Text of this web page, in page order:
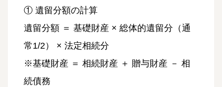
① 遺留分額の計算
遺留分額 ＝ 基礎財産 × 総体的遺留分（通
常1/2） × 法定相続分
※基礎財産 ＝ 相続財産 ＋ 贈与財産 － 相
続債務